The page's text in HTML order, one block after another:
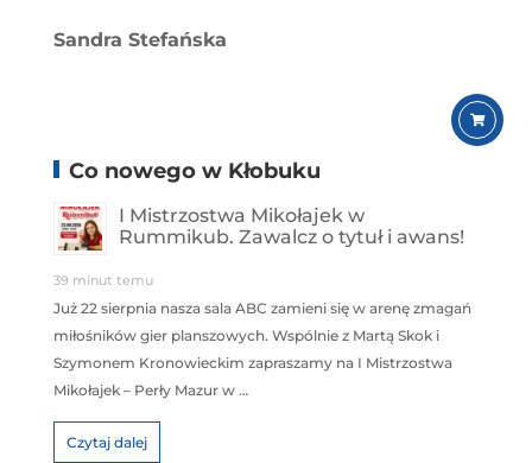
Sandra Stefańska
Co nowego w Kłobuku
I Mistrzostwa Mikołajek w
Rummikub. Zawalcz o tytuł i awans!
39 minut temu
Już 22 sierpnia nasza sala ABC zamieni się w arenę zmagań
miłośników gier planszowych. Wspólnie z Martą Skok i
Szymonem Kronowieckim zapraszamy na I Mistrzostwa
Mikołajek – Perły Mazur w …
Czytaj dalej